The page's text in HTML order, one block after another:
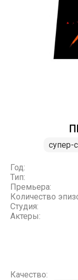
супер-
Год:
Тип:
Премьера:
Количество
Студия:
Актеры:
Качество: